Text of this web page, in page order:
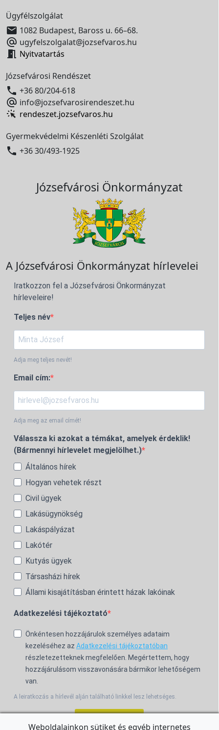
Ügyfélszolgálat
 1082 Budapest, Baross u. 66–68.
 ugyfelszolgalat@jozsefvaros.hu
 Nyitvatartás
Józsefvárosi Rendészet
 +36 80/204-618
 info@jozsefvarosirendeszet.hu
rendeszet.jozsefvaros.hu
Gyermekvédelmi Készenléti Szolgálat
 +36 30/493-1925
Józsefvárosi Önkormányzat
A Józsefvárosi Önkormányzat hírlevelei
Iratkozzon fel a Józsefvárosi Önkormányzat
hírleveleire!
Teljes név
Adja meg teljes nevét!
Email cím:
Adja meg az email címét!
Válassza ki azokat a témákat, amelyek érdeklik!
(Bármennyi hírlevelet megjelölhet.)
Általános hírek
Hogyan vehetek részt
Civil ügyek
Lakásügynökség
Lakáspályázat
Lakótér
Kutyás ügyek
Társasházi hírek
Állami kisajátításban érintett házak lakóinak
Adatkezelési tájékoztató
Önkéntesen hozzájárulok személyes adataim
kezeléséhez az Adatkezelési tájékoztatóban
részletezetteknek megfelelően. Megértettem, hogy
hozzájárulásom visszavonására bármikor lehetőségem
van.
A leiratkozás a hírlevél alján található linkkel lesz lehetséges.
Weboldalainkon sütiket és egyéb internetes